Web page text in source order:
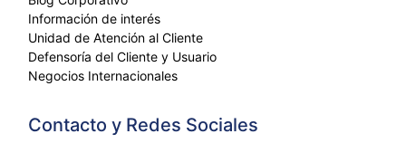
Información de interés
Unidad de Atención al Cliente
Defensoría del Cliente y Usuario
Negocios Internacionales
Contacto y Redes Sociales